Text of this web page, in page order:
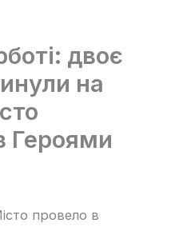
двоє
на
Героями
провело в